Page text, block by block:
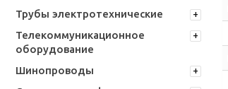
Трубы электротехнические
Телекоммуникационное
оборудование
Шинопроводы